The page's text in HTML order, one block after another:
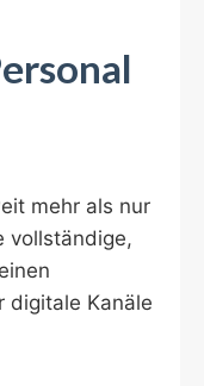
mehr als nur
vollständige,
digitale Kanäle